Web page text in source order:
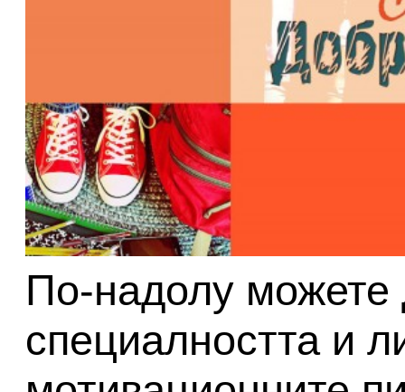
По-надолу можете
специалността и